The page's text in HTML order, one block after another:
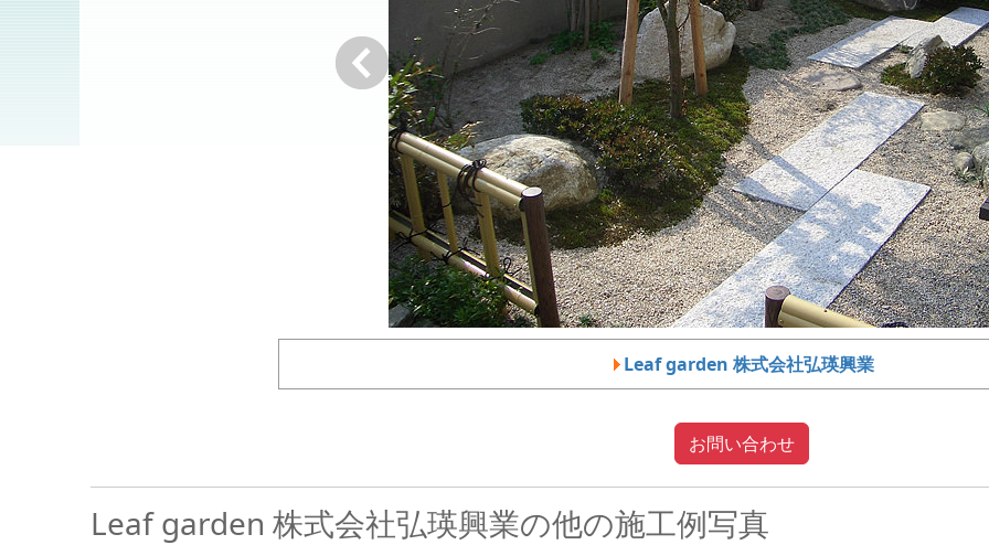
Leaf garden 株式会社弘瑛興業
お問い合わせ
Leaf garden 株式会社弘瑛興業の他の施工例写真